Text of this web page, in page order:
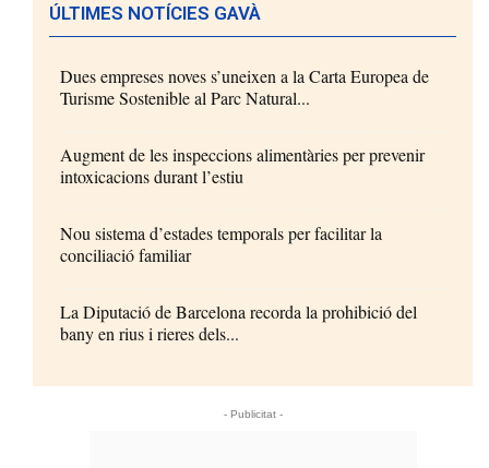
ÚLTIMES NOTÍCIES GAVÀ
Dues empreses noves s’uneixen a la Carta Europea de
Turisme Sostenible al Parc Natural...
Augment de les inspeccions alimentàries per prevenir
intoxicacions durant l’estiu
Nou sistema d’estades temporals per facilitar la
conciliació familiar
La Diputació de Barcelona recorda la prohibició del
bany en rius i rieres dels...
- Publicitat -